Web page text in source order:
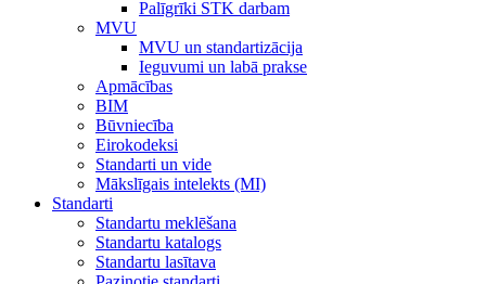
Palīgrīki STK darbam
MVU
MVU un standartizācija
Ieguvumi un labā prakse
Apmācības
BIM
Būvniecība
Eirokodeksi
Standarti un vide
Mākslīgais intelekts (MI)
Standarti
Standartu meklēšana
Standartu katalogs
Standartu lasītava